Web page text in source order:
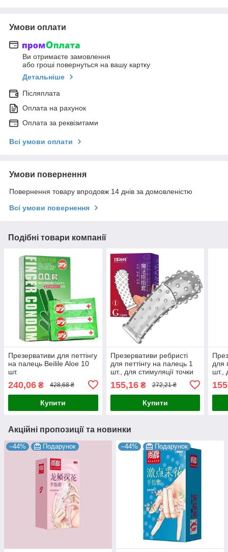
Умови оплати
Ви отримаєте замовлення
або гроші повернуться на вашу картку
Детальніше
Післяплата
Оплата на рахунок
Оплата за реквізитами
Всі умови оплати
Умови повернення
Повернення товару впродовж 14 днів за домовленістю
Всі умови повернення
Подібні товари компанії
Презервативи для петтінгу
на палець Beilile Aloe 10
шт.
240,06 ₴ 428,68 ₴
Купити
Презервативи ребристі
для петтінгу на палець 1
шт., для стимуляції точки
155,16₴ 272,21 ₴
Купити
для
шт.,
Акційні пропозиції та новинки
–44% Подарунок –44% Подарунок